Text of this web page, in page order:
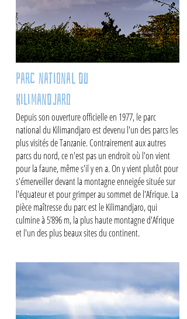
Parc national du
Kilimandjaro
Depuis son ouverture officielle en 1977, le parc
national du Kilimandjaro est devenu l'un des parcs les
plus visités de Tanzanie. Contrairement aux autres
parcs du nord, ce n'est pas un endroit où l'on vient
pour la faune, même s'il y en a. On y vient plutôt pour
s'émerveiller devant la montagne enneigée située sur
l'équateur et pour grimper au sommet de l'Afrique. La
pièce maîtresse du parc est le Kilimandjaro, qui
culmine à 5’896 m, la plus haute montagne d'Afrique
et l'un des plus beaux sites du continent.